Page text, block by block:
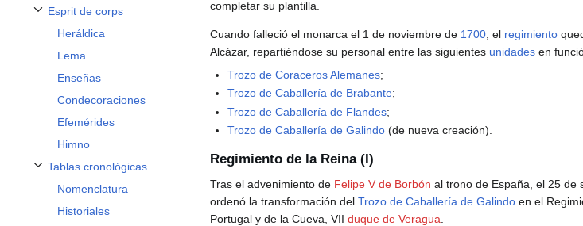
Esprit de corps
Alternar subsección Esprit de corps
Heráldica
Lema
Enseñas
Condecoraciones
Efemérides
Himno
Tablas cronológicas
Alternar subsección Tablas cronológicas
Nomenclatura
Historiales
completar su plantilla.
Cuando falleció el monarca el 1 de noviembre de 1700 , el regimiento
Alcázar, repartiéndose su personal entre las siguientes unidades en
Trozo de Coraceros Alemanes;
Trozo de Caballería de Brabante;
Trozo de Caballería de Flandes;
Trozo de Caballería de Galindo (de nueva creación).
Regimiento de la Reina (I)
Tras el advenimiento de Felipe V de Borbón al trono de España, el 25 de
ordenó la transformación del Trozo de Caballería de Galindo en el
Portugal y de la Cueva, VII duque de Veragua